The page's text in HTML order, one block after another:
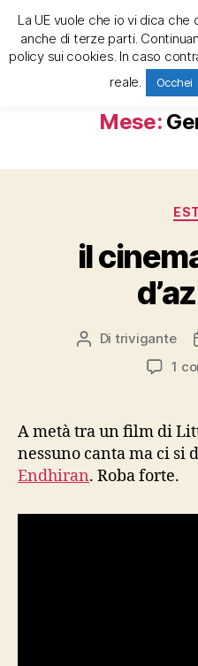
Cerca
trivigante
Mese:
il
Autore
Di trivigante
1
A metà tra un film di
nessuno canta ma ci si
Endhiran. Roba forte.
La UE vuole che io vi dica
anche di terze parti.
policy sui cookies. In caso
reale.
Occhei